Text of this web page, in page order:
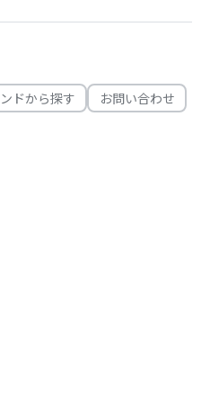
ドから探す お問い合わせ